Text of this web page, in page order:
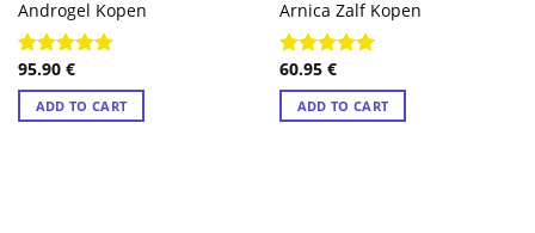
Androgel Kopen
Rated4.89
out of 5
95.90 €
ADD TO CART
Arnica Zalf Kopen
Rated4.89
out of 5
60.95 €
ADD TO CART